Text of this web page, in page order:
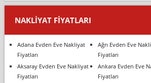
NAKLIYAT FIYATLARI
Adana Evden Eve Nakliyat
Fiyatları
Ağrı Evden Eve
Fiyatları
Aksaray Evden Eve Nakliyat
Fiyatları
Ankara Evden Eve
Fiyatları